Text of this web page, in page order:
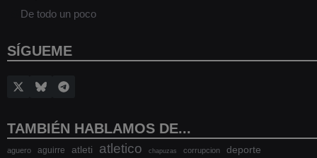
De todo un poco
SÍGUEME
TAMBIÉN HABLAMOS DE...
aguero aguirre atleti atletico chapuzas corrupcion deporte